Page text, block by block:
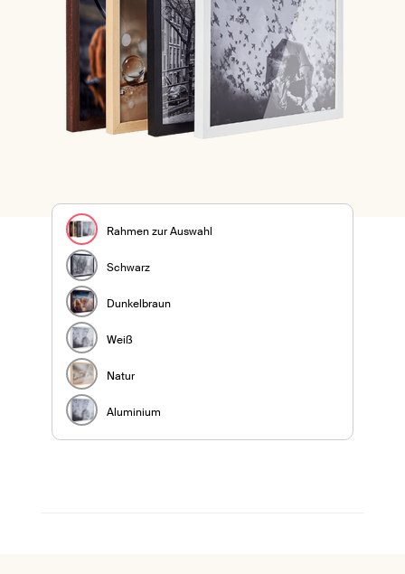
Rahmen zur Auswahl
Schwarz
Dunkelbraun
Weiß
Natur
Aluminium